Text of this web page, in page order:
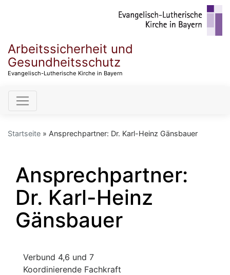
Arbeitssicherheit und
Gesundheitsschutz
Evangelisch-Lutherische Kirche in Bayern
Hauptnavigation
Startseite Ansprechpartner: Dr. Karl-Heinz Gänsbauer
Ansprechpartner:
Dr. Karl-Heinz
Gänsbauer
Verbund 4,6 und 7
Koordinierende Fachkraft